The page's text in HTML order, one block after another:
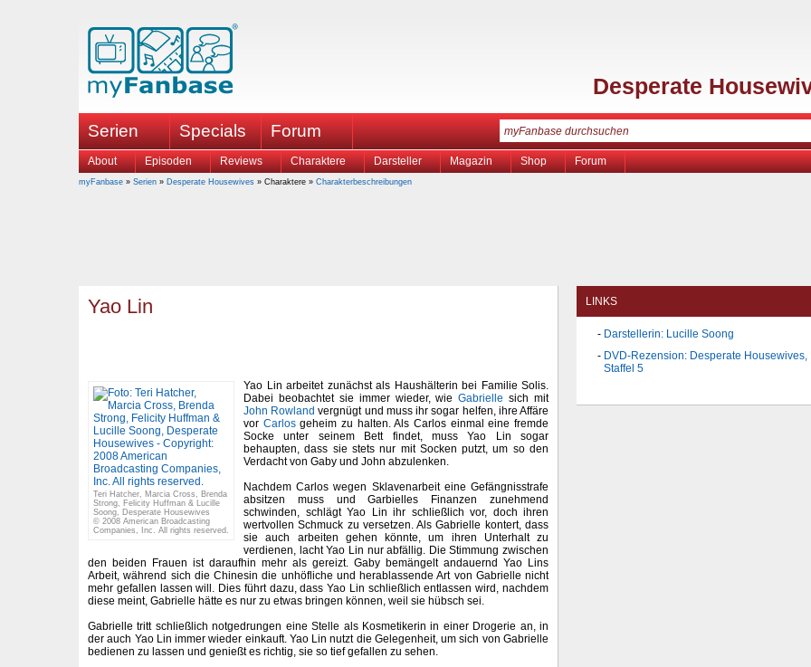
Desperate
Serien Specials Forum
About Episoden Reviews Charaktere Darsteller Magazin Shop Forum
myFanbase » Serien » Desperate Housewives » Charaktere » Charakterbeschreibungen
Yao Lin
Teri Hatcher, Marcia Cross, Brenda
Strong, Felicity Huffman & Lucille
Soong, Desperate Housewives
© 2008 American Broadcasting
Companies, Inc. All rights reserved.
Yao Lin arbeitet zunächst als Haushälterin bei Familie Solis.
Dabei beobachtet sie immer wieder, wieGabrielle sich mit
John Rowland vergnügt und muss ihr sogar helfen, ihre Affäre
vor Carlosgeheim zu halten. Als Carlos einmal eine fremde
Socke unter seinem Bett findet, muss Yao Lin sogar
behaupten, dass sie stets nur mit Socken putzt, um so den
Verdacht von Gaby und John abzulenken.
Nachdem Carlos wegen Sklavenarbeit eine Gefängnisstrafe
absitzen muss und Garbielles Finanzen zunehmend
schwinden, schlägt Yao Lin ihr schließlich vor, doch ihren
wertvollen Schmuck zu versetzen. Als Gabrielle kontert, dass
sie auch arbeiten gehen könnte, um ihren Unterhalt zu
verdienen, lacht Yao Lin nur abfällig. Die Stimmung zwischen
den beiden Frauen ist daraufhin mehr als gereizt. Gaby bemängelt andauernd Yao Lins
Arbeit, während sich die Chinesin die unhöfliche und herablassende Art von Gabrielle nicht
mehr gefallen lassen will. Dies führt dazu, dass Yao Lin schließlich entlassen wird, nachdem
diese meint, Gabrielle hätte es nur zu etwas bringen können, weil sie hübsch sei.
Gabrielle tritt schließlich notgedrungen eine Stelle als Kosmetikerin in einer Drogerie an, in
der auch Yao Lin immer wieder einkauft. Yao Lin nutzt die Gelegenheit, um sich von Gabrielle
bedienen zu lassen und genießt es richtig, sie so tief gefallen zu sehen.
LINKS
Darstellerin: Lucille Soong
DVD-Rezension: Desperate Housewives,
Staffel 5